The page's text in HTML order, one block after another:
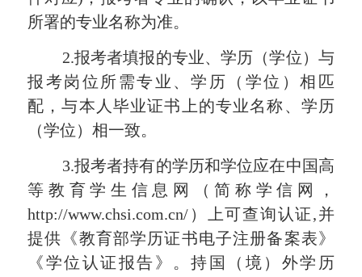
所署的专业名称为准。
2.报考者填报的专业、学历（学位）与
报考岗位所需专业、学历（学位）相匹
配，与本人毕业证书上的专业名称、学历
（学位）相一致。
3.报考者持有的学历和学位应在中国高
等教育学生信息网（简称学信网，
http://www.chsi.com.cn/）上可查询认证,并
提供《教育部学历证书电子注册备案表》
《学位认证报告》。持国（境）外学历